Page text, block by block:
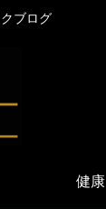
ブログ
健康